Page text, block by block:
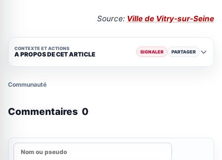
Source: Ville de Vitry-sur-Seine
CONTEXTE ET ACTIONS
A PROPOS DE CET ARTICLE SIGNALER PARTAGER
Communauté
Commentaires 0